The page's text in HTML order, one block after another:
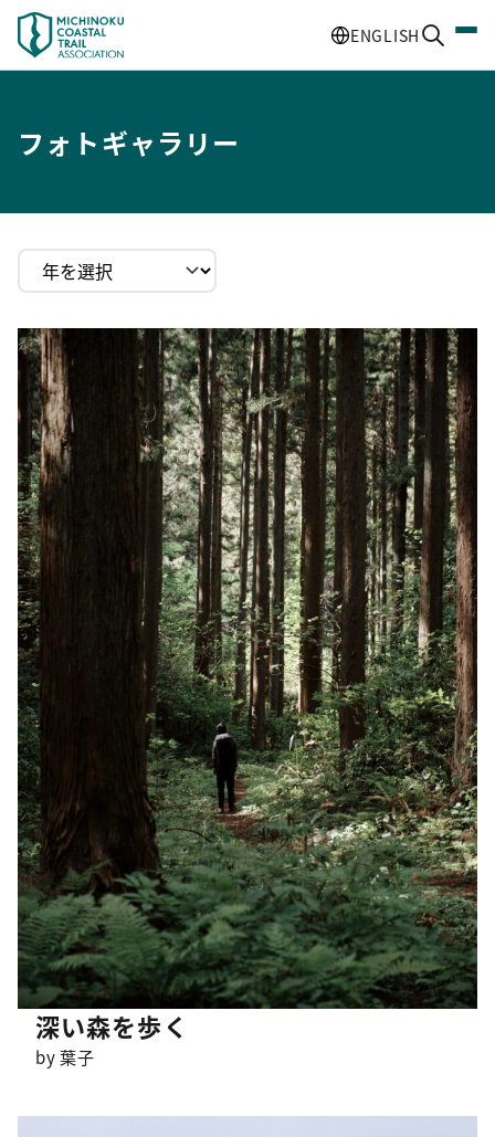
ENGLISH
フォトギャラリー
深い森を歩く
by 葉子